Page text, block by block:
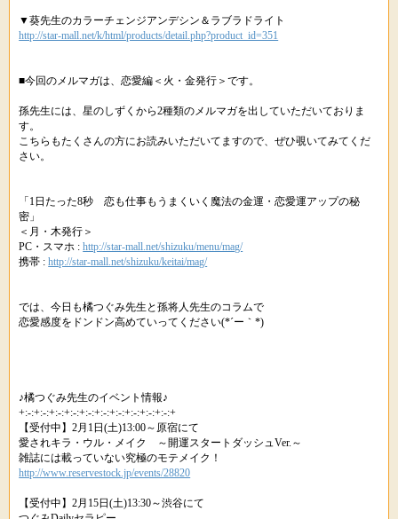
▼葵先生のカラーチェンジアンデシン＆ラブラドライト
http://star-mall.net/k/html/products/detail.php?product_id=351
■今回のメルマガは、恋愛編＜火・金発行＞です。
孫先生には、星のしずくから2種類のメルマガを出していただいておりま
す。
こちらもたくさんの方にお読みいただいてますので、ぜひ覗いてみてくだ
さい。
「1日たった8秒 恋も仕事もうまくいく魔法の金運・恋愛運アップの秘
密」
＜月・木発行＞
PC・スマホ :http://star-mall.net/shizuku/menu/mag/
携帯 :http://star-mall.net/shizuku/keitai/mag/
では、今日も橘つぐみ先生と孫将人先生のコラムで
恋愛感度をドンドン高めていってください(*´ー｀*)ゞ
♪橘つぐみ先生のイベント情報♪
+:-:+:-:+:-:+:-:+:-:+:-:+:-:+:-:+:-:+:-:+
【受付中】2月1日(土)13:00～原宿にて
愛されキラ・ウル・メイク ～開運スタートダッシュVer.～
雑誌には載っていない究極のモテメイク！
http://www.reservestock.jp/events/28820
【受付中】2月15日(土)13:30～渋谷にて